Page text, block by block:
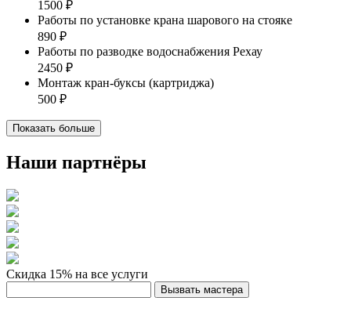
1500 ₽
Работы по установке крана шарового на стояке
890 ₽
Работы по разводке водоснабжения Рехау
2450 ₽
Монтаж кран-буксы (картриджа)
500 ₽
Показать больше
Наши партнёры
Скидка 15% на все услуги
Вызвать мастера